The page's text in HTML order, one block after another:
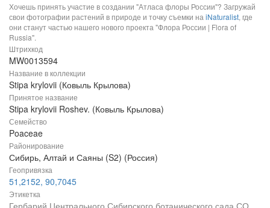
Хочешь принять участие в создании "Атласа флоры России"? Загружай
свои фотографии растений в природе и точку съемки на iNaturalist, где
они станут частью нашего нового проекта "Флора России | Flora of
Russia".
Штрихкод
MW0013594
Название в коллекции
Stipa krylovii (Ковыль Крылова)
Принятое название
Stipa krylovii Roshev. (Ковыль Крылова)
Семейство
Poaceae
Районирование
Сибирь, Алтай и Саяны (S2) (Россия)
Геопривязка
51,2152, 90,7045
Этикетка
Гербарий Центрального Сибирского ботанического сада СО